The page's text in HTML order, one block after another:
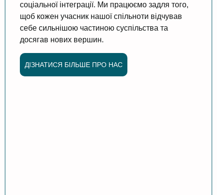
соціальної інтеграції. Ми працюємо задля того,
щоб кожен учасник нашої спільноти відчував
себе сильнішою частиною суспільства та
досягав нових вершин.
ДІЗНАТИСЯ БІЛЬШЕ ПРО НАС